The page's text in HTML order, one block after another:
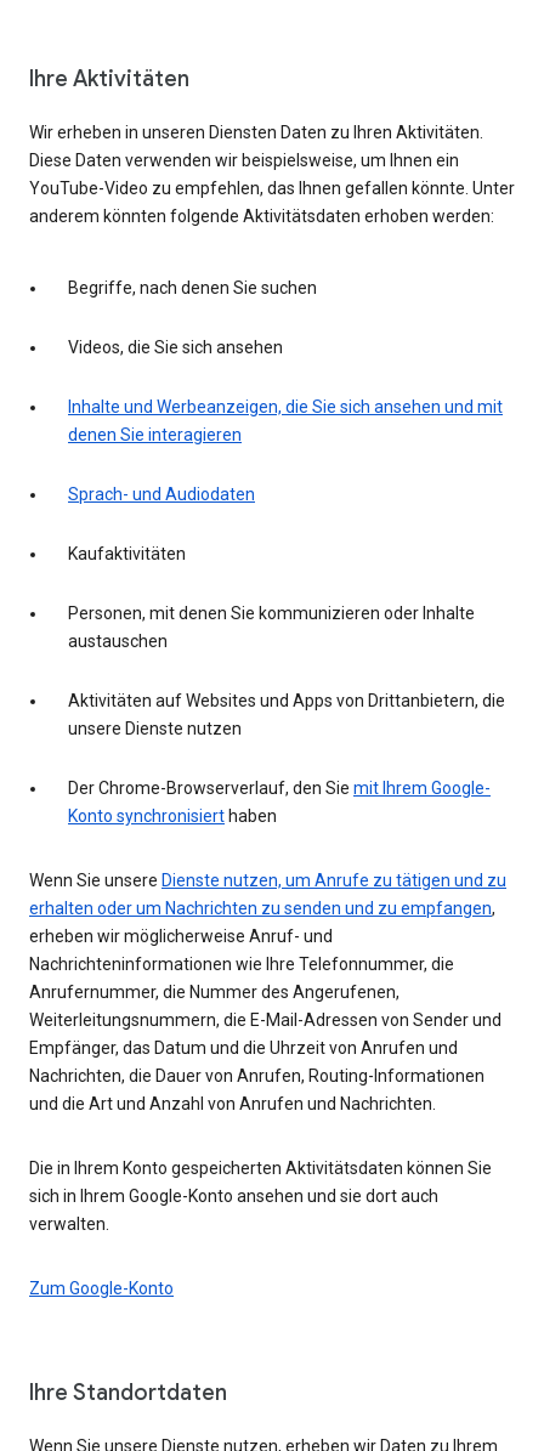
Ihre Aktivitäten
Wir erheben in unseren Diensten Daten zu Ihren Aktivitäten.
Diese Daten verwenden wir beispielsweise, um Ihnen ein
YouTube-Video zu empfehlen, das Ihnen gefallen könnte. Unter
anderem könnten folgende Aktivitätsdaten erhoben werden:
Begriffe, nach denen Sie suchen
Videos, die Sie sich ansehen
Inhalte und Werbeanzeigen, die Sie sich ansehen und mit
denen Sie interagieren
Sprach- und Audiodaten
Kaufaktivitäten
Personen, mit denen Sie kommunizieren oder Inhalte
austauschen
Aktivitäten auf Websites und Apps von Drittanbietern, die
unsere Dienste nutzen
Der Chrome-Browserverlauf, den Sie mit Ihrem Google-
Konto synchronisiert haben
Wenn Sie unsere Dienste nutzen, um Anrufe zu tätigen und zu
erhalten oder um Nachrichten zu senden und zu empfangen,
erheben wir möglicherweise Anruf- und
Nachrichteninformationen wie Ihre Telefonnummer, die
Anrufernummer, die Nummer des Angerufenen,
Weiterleitungsnummern, die E-Mail-Adressen von Sender und
Empfänger, das Datum und die Uhrzeit von Anrufen und
Nachrichten, die Dauer von Anrufen, Routing-Informationen
und die Art und Anzahl von Anrufen und Nachrichten.
Die in Ihrem Konto gespeicherten Aktivitätsdaten können Sie
sich in Ihrem Google-Konto ansehen und sie dort auch
verwalten.
Zum Google-Konto
Ihre Standortdaten
Wenn Sie unsere Dienste nutzen, erheben wir Daten zu Ihrem